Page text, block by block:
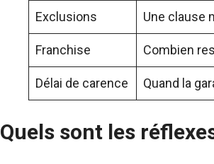
Exclusions Une clause
Franchise Combien
Délai de carence Quand la
Quels sont les